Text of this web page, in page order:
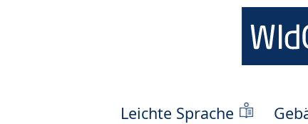
Leichte Sprache